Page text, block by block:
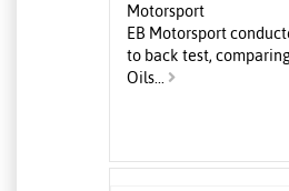
Motorsport
EB Motorsport
to back test,
Oils...